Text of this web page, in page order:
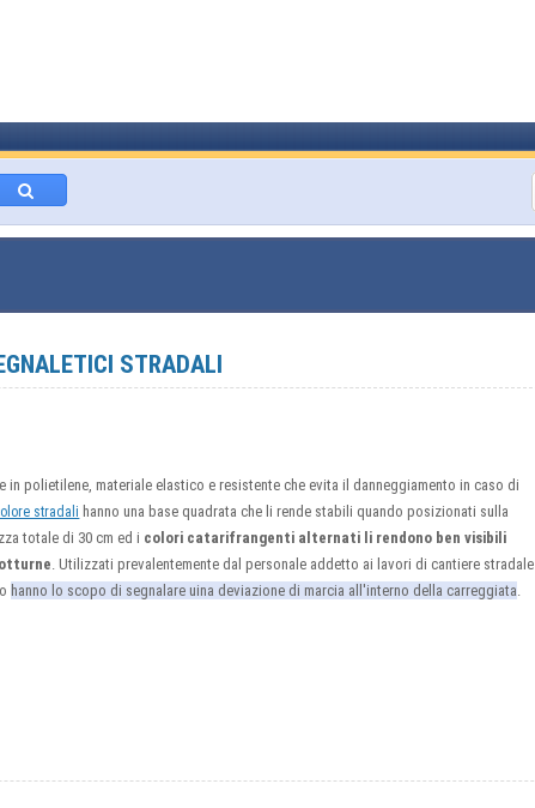
STRADALI
in polietilene, materiale elastico e resistente che evita il danneggiamento in caso di
stradali hanno una base quadrata che li rende stabili quando posizionati sulla
totale di 30 cm ed i colori catarifrangenti alternati li rendono ben visibili
. Utilizzati prevalentemente dal personale addetto ai lavori di cantiere stradale
hanno lo scopo di segnalare uina deviazione di marcia all'interno della carreggiata.